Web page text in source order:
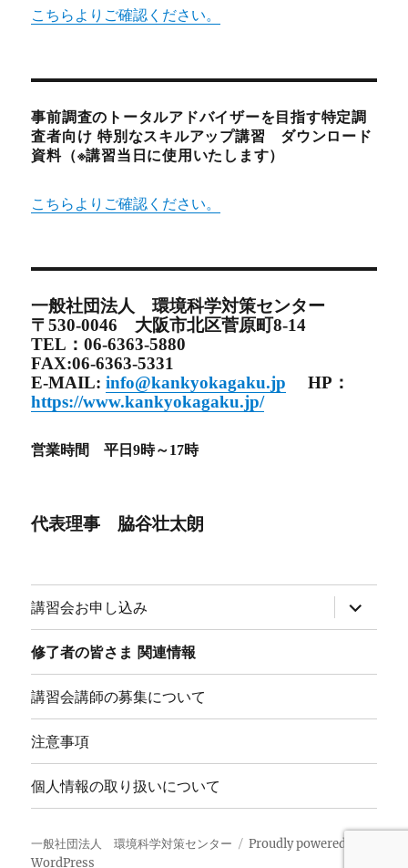
こちらよりご確認ください。
事前調査のトータルアドバイザーを目指す特定調
査者向け 特別なスキルアップ講習 ダウンロード
資料（※講習当日に使用いたします）
こちらよりご確認ください。
一般社団法人 環境科学対策センター
〒530-0046 大阪市北区菅原町8-14
TEL：06-6363-5880
FAX:06-6363-5331
E-MAIL:info@kankyokagaku.jp HP：
https://www.kankyokagaku.jp/
営業時間 平日9時～17時
代表理事 脇谷壮太朗
講習会お申し込み
サ
ブ
メ
ー
開
修了者の皆さま 関連情報
講習会講師の募集について
注意事項
個人情報の取り扱いについて
一般社団法人 環境科学対策センター
Proudly powered by
WordPress